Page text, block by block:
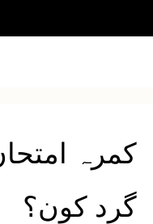
کمرہ
گرد کون؟